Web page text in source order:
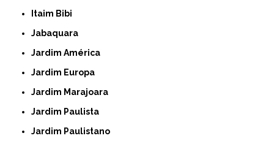
Itaim Bibi
Jabaquara
Jardim América
Jardim Europa
Jardim Marajoara
Jardim Paulista
Jardim Paulistano